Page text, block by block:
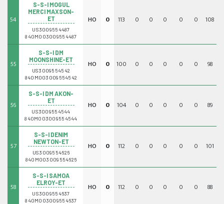
54
S-S-I MOGUL
MERCI MAXSON-
ET
US3009554487
840M003009554487
HO 0 113 0 0 0 0 0 108
55
S-S-I DM
MOONSHINE-ET
US3009554542
840M003009554542
HO 0 100 0 0 0 0 0 98
56
S-S-I DM AKON-
ET
US3009554544
840M003009554544
HO 0 104 0 0 0 0 0 89
57
S-S-I DENIM
NEWTON-ET
US3009554626
840M003009554626
HO 0 112 0 0 0 0 0 101
58
S-S-I SAMOA
ELROY-ET
US3009554637
840M003009554637
HO 0 112 0 0 0 0 0 88